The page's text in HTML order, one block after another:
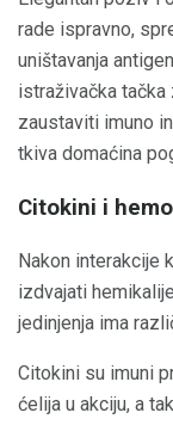
rade ispravno,
uništavanja
istraživačka
zaustaviti imuno
tkiva domaćina
Citokini i
Nakon interakcije
izdvajati
jedinjenja ima
Citokini su imuni
ćelija u akciju, a